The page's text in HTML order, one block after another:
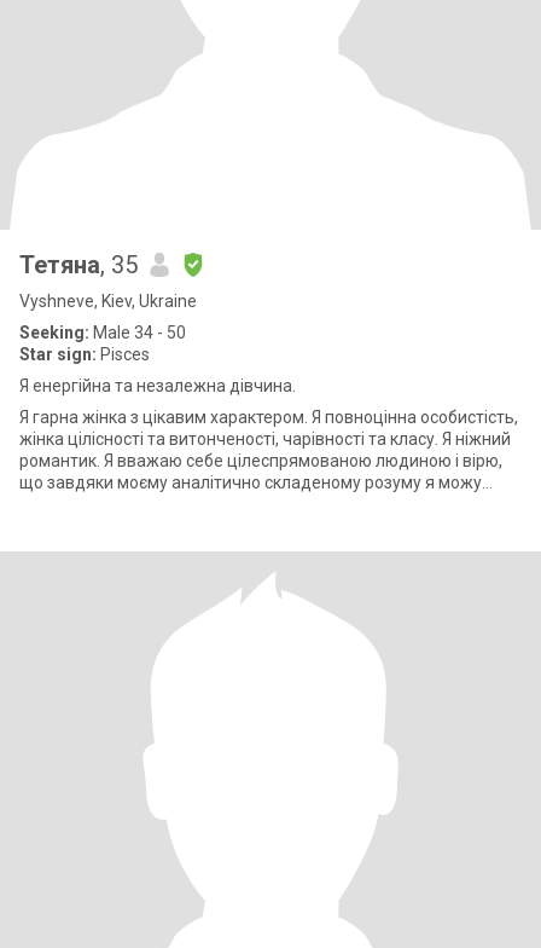
Тетяна, 35
Vyshneve, Kiev, Ukraine
Seeking: Male 34 - 50
Star sign: Pisces
Я енергійна та незалежна дівчина.
Я гарна жінка з цікавим характером. Я повноцінна особистість,
жінка цілісності та витонченості, чарівності та класу. Я ніжний
романтик. Я вважаю себе цілеспрямованою людиною і вірю,
що завдяки моєму аналітично складеному розуму я можу